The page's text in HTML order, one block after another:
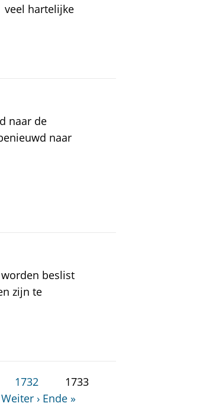
veel hartelijke
naar de
naar
worden beslist
zijn te
1732
1733
Weiter › Ende »